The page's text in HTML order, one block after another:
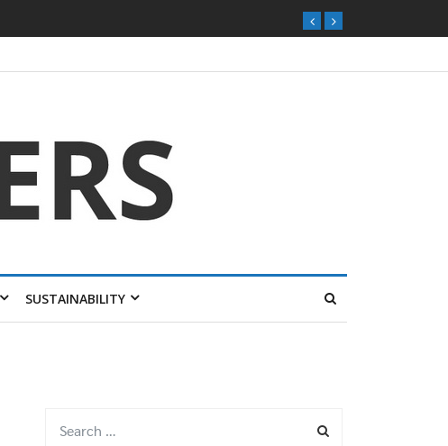
SUSTAINABILITY